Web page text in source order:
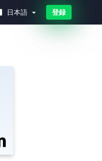
日本語
日本語 登録